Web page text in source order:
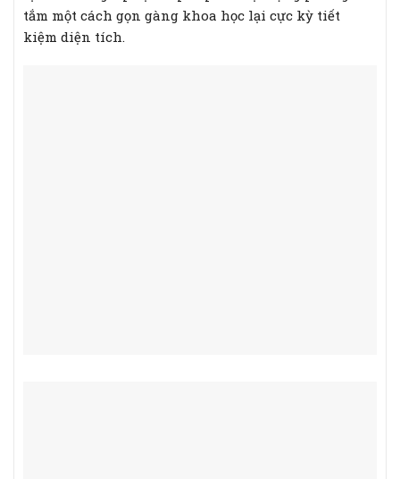
tắm một cách gọn gàng khoa học lại cực kỳ tiết
kiệm diện tích.